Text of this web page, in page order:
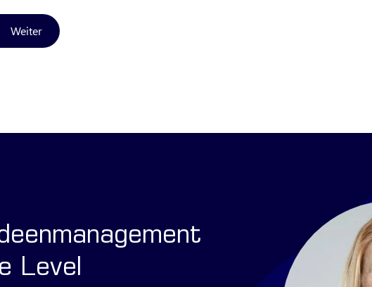
Weiter
Level